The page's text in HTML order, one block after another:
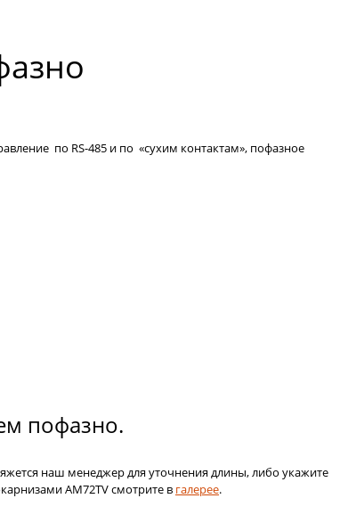
по RS-485 и по «сухим контактам», пофазное
пофазно.
наш менеджер для уточнения длины, либо укажите
АМ72TV смотрите в галерее.